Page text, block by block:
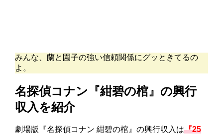
みんな、蘭と園子の強い信頼関係にグッときてるの
よ。
名探偵コナン『紺碧の棺』の興行
収入を紹介
劇場版『名探偵コナン 紺碧の棺』の興行収入は『25